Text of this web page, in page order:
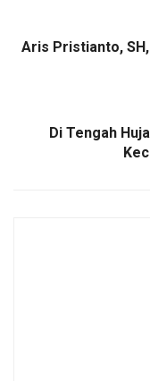
k
Aris Pristianto,
Di Tengah